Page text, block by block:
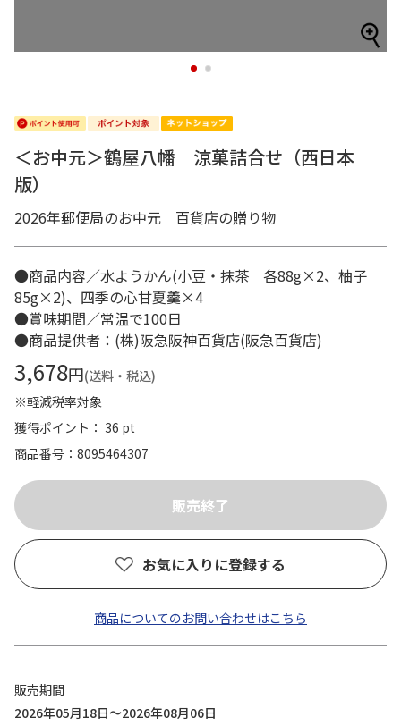
1 2
＜お中元＞鶴屋八幡 涼菓詰合せ（西日本
版）
2026年郵便局のお中元 百貨店の贈り物
●商品内容／水ようかん(小豆・抹茶 各88g×2、柚子
85g×2)、四季の心甘夏羹×4
●賞味期間／常温で100日
●商品提供者：(株)阪急阪神百貨店(阪急百貨店)
3,678円(送料・税込)
※軽減税率対象
獲得ポイント： 36 pt
商品番号
8095464307
お気に入りに登録する
商品についてのお問い合わせはこちら
販売期間
2026年05月18日～2026年08月06日